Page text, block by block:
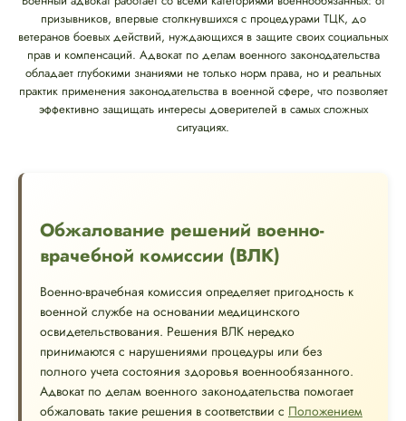
призывников, впервые столкнувшихся с процедурами ТЦК, до
ветеранов боевых действий, нуждающихся в защите своих социальных
прав и компенсаций. Адвокат по делам военного законодательства
обладает глубокими знаниями не только норм права, но и реальных
практик применения законодательства в военной сфере, что позволяет
эффективно защищать интересы доверителей в самых сложных
ситуациях.
Обжалование решений военно-
врачебной комиссии (ВЛК)
Военно-врачебная комиссия определяет пригодность к
военной службе на основании медицинского
освидетельствования. Решения ВЛК нередко
принимаются с нарушениями процедуры или без
полного учета состояния здоровья военнообязанного.
Адвокат по делам военного законодательства помогает
обжаловать такие решения в соответствии с Положением